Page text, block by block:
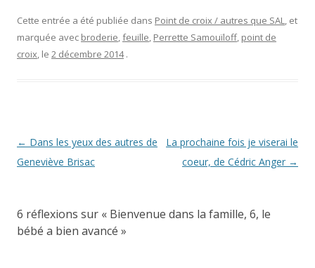
Cette entrée a été publiée dans Point de croix / autres que SAL, et
marquée avec broderie,feuille, Perrette Samouïloff, point de
croix, le 2 décembre 2014 .
Navigation
des
← Dans les yeux des autres de
Geneviève Brisac
La prochaine fois je viserai le
coeur, de Cédric Anger →
6 réflexions sur « Bienvenue dans la famille, 6, le
bébé a bien avancé »